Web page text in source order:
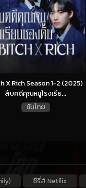
X Rich Season 1-2 (2025)
สืบคดีคุณหนูโรงเรีย...
ซับไทย
ซีรี่ส์ Netflix